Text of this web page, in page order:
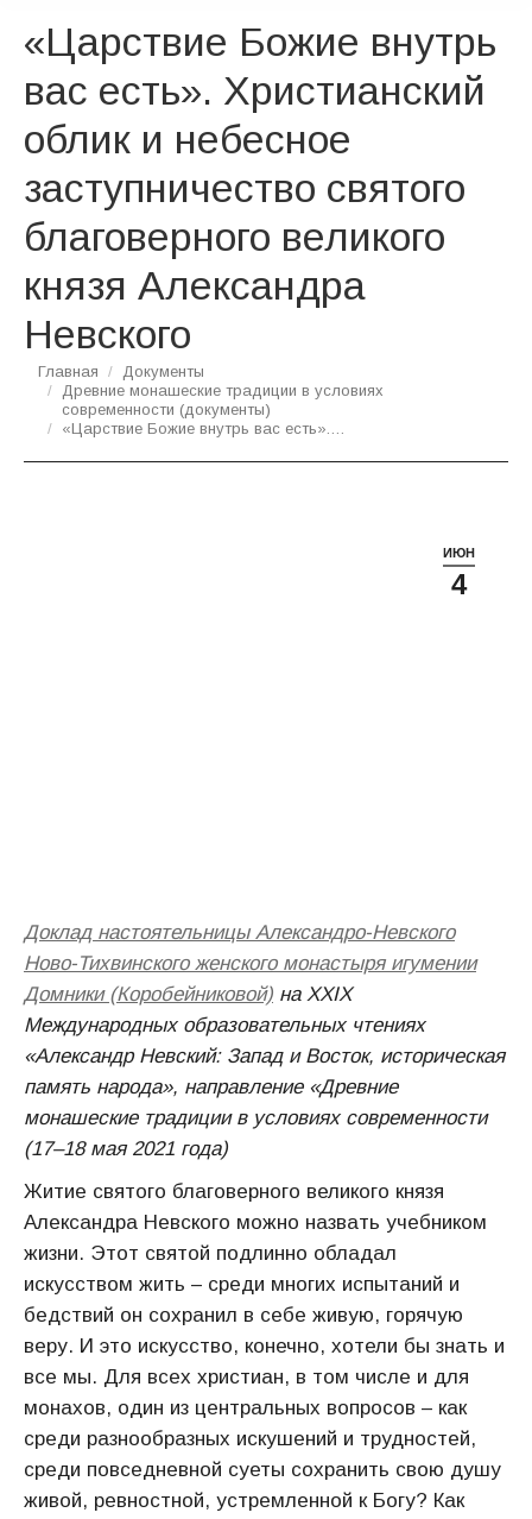
«Царствие Божие внутрь
вас есть». Христианский
облик и небесное
заступничество святого
благоверного великого
князя Александра
Невского
Вы здесь:
Главная
Документы
Древние монашеские традиции в условиях
современности (документы)
«Царствие Божие внутрь вас есть».…
ИЮН
4
Доклад настоятельницы Александро-Невского
Ново-Тихвинского женского монастыря игумении
Домники (Коробейниковой) на XXIX
Международных образовательных чтениях
«Александр Невский: Запад и Восток, историческая
память народа», направление «Древние
монашеские традиции в условиях современности
(17–18 мая 2021 года)
Житие святого благоверного великого князя
Александра Невского можно назвать учебником
жизни. Этот святой подлинно обладал
искусством жить – среди многих испытаний и
бедствий он сохранил в себе живую, горячую
веру. И это искусство, конечно, хотели бы знать и
все мы. Для всех христиан, в том числе и для
монахов, один из центральных вопросов – как
среди разнообразных искушений и трудностей,
среди повседневной суеты сохранить свою душу
живой, ревностной, устремленной к Богу? Как